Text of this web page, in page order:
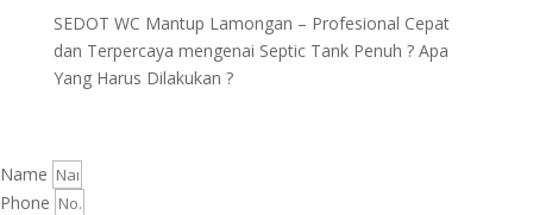
SEDOT WC Mantup Lamongan – Profesional Cepat
dan Terpercaya mengenai Septic Tank Penuh ? Apa
Yang Harus Dilakukan ?
Name
Phone